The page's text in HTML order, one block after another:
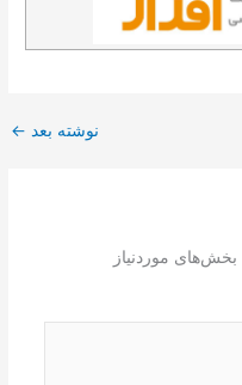
نوشته بعد ←
بخش‌های موردنیاز